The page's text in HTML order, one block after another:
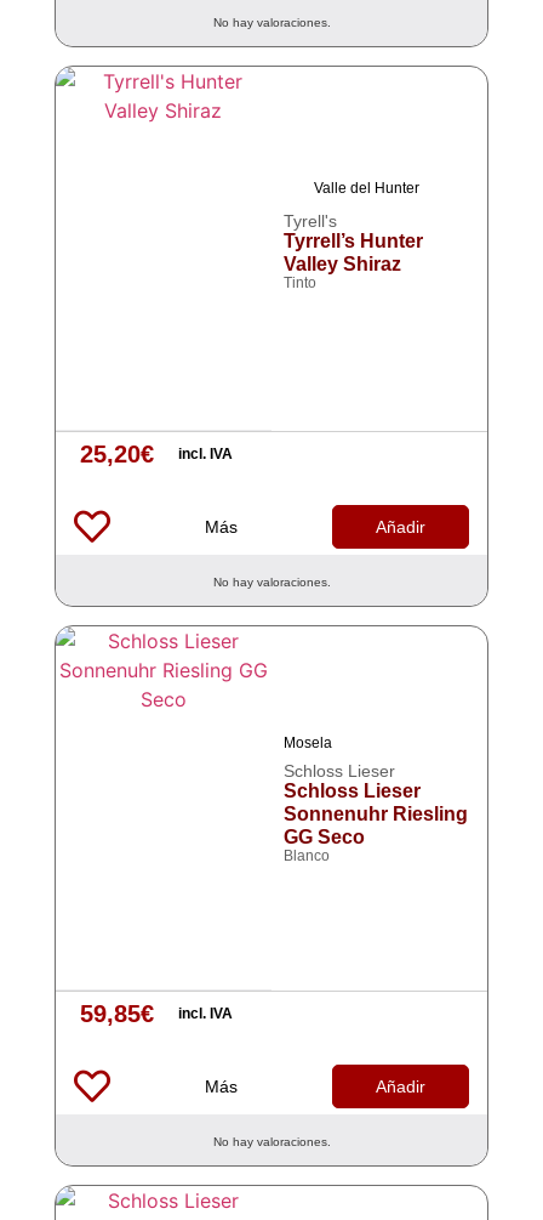
No hay valoraciones.
Valle del Hunter
Tyrell's
Tyrrell’s Hunter
Valley Shiraz
Tinto
25,20€ incl. IVA
Más Añadir
No hay valoraciones.
Mosela
Schloss Lieser
Schloss Lieser
Sonnenuhr Riesling
GG Seco
Blanco
59,85€ incl. IVA
Más Añadir
No hay valoraciones.